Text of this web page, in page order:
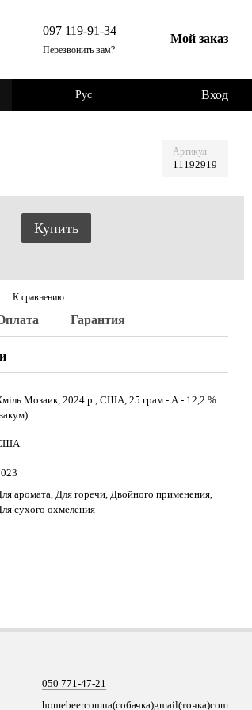
097 119-91-34
Перезвонить вам?
Мой заказ
Рус Вход
Артикул
11192919
Купить
К сравнению
Гарантия
Мозаик, 2024 р., США, 25 грам - А - 12,2 %
аромата, Для горечи, Двойного применения,
сухого охмеления
050 771-47-21
homebeercomua(собачка)gmail(точка)com